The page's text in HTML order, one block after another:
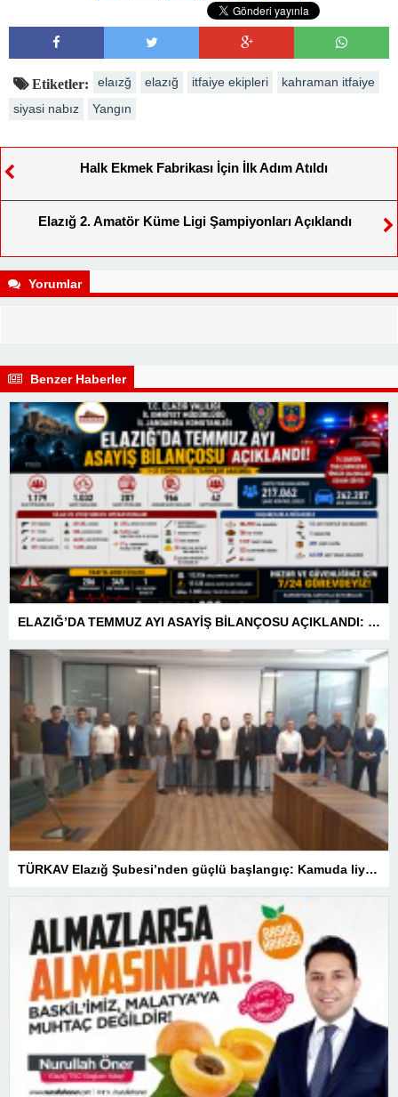
Etiketler: elaızğ elazığ itfaiye ekipleri
kahraman itfaiye
siyasi nabız
Yangın
Halk Ekmek Fabrikası İçin İlk Adım Atıldı
Elazığ 2. Amatör Küme Ligi Şampiyonları Açıklandı
Yorumlar
Benzer Haberler
ELAZIĞ’DA TEMMUZ AYI ASAYİŞ BİLANÇOSU AÇIKLANDI: 1 AYDA 1.032 ŞAHIS YAKALANDI, 207 TUTUKLAMA
TÜRKAV Elazığ Şubesi’nden güçlü başlangıç: Kamuda liyakatin en gür sesi olacağız